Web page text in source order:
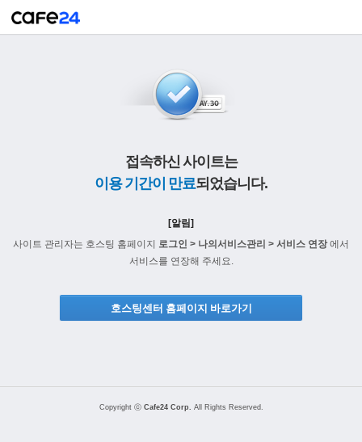
접속하신 사이트는
이용 기간이 만료되었습니다.
[알림]
사이트 관리자는 호스팅 홈페이지 로그인 > 나의서비스관리 > 서비스 연장에서
서비스를 연장해 주세요.
호스팅센터 홈페이지 바로가기
Copyright ⓒ Cafe24 Corp. All Rights Reserved.